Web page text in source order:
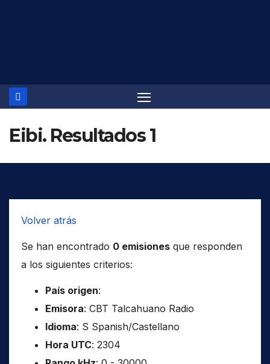
Eibi. Resultados 1
Volver atrás
Se han encontrado 0 emisiones que responden
a los siguientes criterios:
País origen:
Emisora: CBT Talcahuano Radio
Idioma: S Spanish/Castellano
Hora UTC: 2304